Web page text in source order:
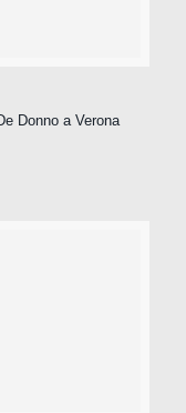
Donno a Verona